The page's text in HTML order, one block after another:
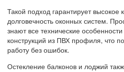
Такой подход гарантирует высокое
долговечность оконных систем.
знают все технические
конструкций из ПВХ профиля, что
работу без ошибок.
Остекление балконов и лоджий